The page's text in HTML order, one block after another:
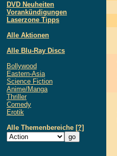
DVD Neuheiten
Vorankündigungen
Laserzone Tipps
Alle Aktionen
Alle Blu-Ray Discs
Bollywood
Eastern-Asia
Science Fiction
Anime/Manga
Thriller
Comedy
Erotik
Alle Themenbereiche [?]